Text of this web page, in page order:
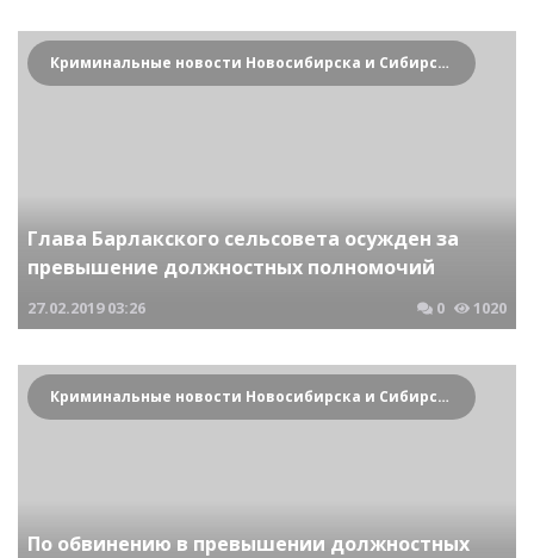
Криминальные новости Новосибирска и Сибирского региона
Глава Барлакского сельсовета осужден за
превышение должностных полномочий
27.02.2019 03:26 0 1020
Криминальные новости Новосибирска и Сибирского региона
По обвинению в превышении должностных